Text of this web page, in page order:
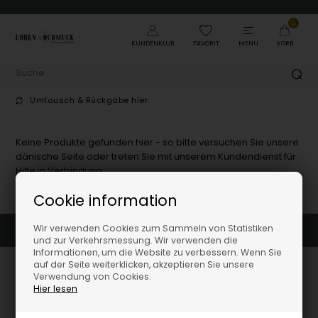
Cookie information
Wir verwenden Cookies zum Sammeln von Statistiken
und zur Verkehrsmessung. Wir verwenden die
Informationen, um die Website zu verbessern. Wenn Sie
auf der Seite weiterklicken, akzeptieren Sie unsere
Verwendung von Cookies.
Hier lesen
KUNDENKLUB FAVORIT MENU
0
KORB
Umtausch & Rückgabe hier
Keine Produkte gefunden hier - so bitte versuchen Sie unsere
dänische Seite oder treten Sie mit unserem Kundendienst für
Hilfe in Verbindung.
Umtausch & Rückgabe hier